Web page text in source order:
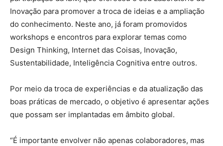
Inovação para promover a troca de ideias e a ampliação
do conhecimento. Neste ano, já foram promovidos
workshops e encontros para explorar temas como
Design Thinking, Internet das Coisas, Inovação,
Sustentabilidade, Inteligência Cognitiva entre outros.
Por meio da troca de experiências e da atualização das
boas práticas de mercado, o objetivo é apresentar ações
que possam ser implantadas em âmbito global.
“É importante envolver não apenas colaboradores, mas